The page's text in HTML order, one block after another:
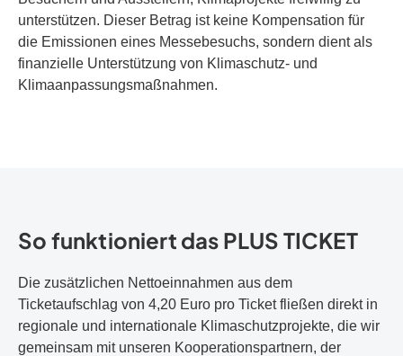
unterstützen. Dieser Betrag ist keine Kompensation für
die Emissionen eines Messebesuchs, sondern dient als
finanzielle Unterstützung von Klimaschutz- und
Klimaanpassungsmaßnahmen.
So funktioniert das PLUS TICKET
Die zusätzlichen Nettoeinnahmen aus dem
Ticketaufschlag von 4,20 Euro pro Ticket fließen direkt in
regionale und internationale Klimaschutzprojekte, die wir
gemeinsam mit unseren Kooperationspartnern, der